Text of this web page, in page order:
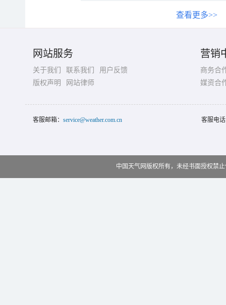
查看更多>>
网站服务
关于我们 联系我们
用户反馈
版权声明
网站律师
营销
商务合
媒资合
客服邮箱： service@weather.com.cn 客服电
中国天气网版权所有，未经书面授权